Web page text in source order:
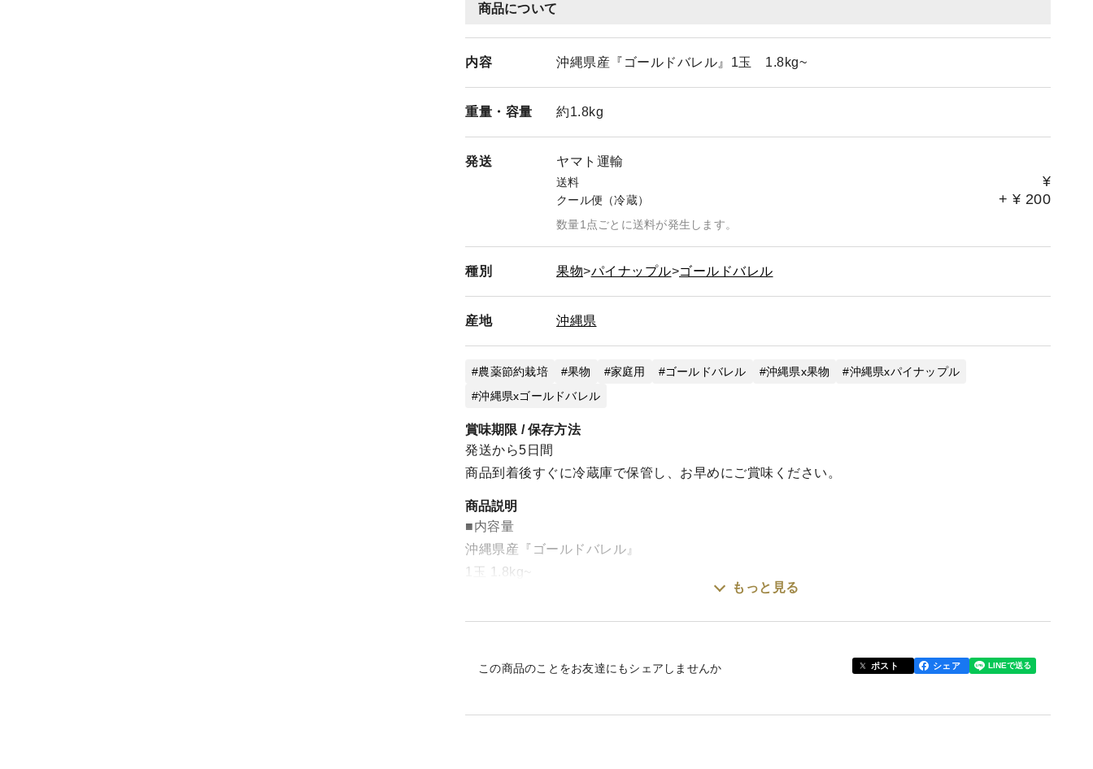
商品について
内容 沖縄県産『ゴールドバレル』1玉 1.8kg~
重量・ 容量 約1.8kg
発送 ヤマト運輸
送料 ¥
クール便（冷蔵） + ¥ 200
数量1点ごとに送料が発生します。
種別 果物 パイナップル ゴールドバレル
産地 沖縄県
農薬節約栽培 果物 家庭用 ゴールドバレル 沖縄県x果物
沖縄県xパイナップル
沖縄県xゴールドバレル
賞味期限 / 保存方法
発送から5日間
商品到着後すぐに冷蔵庫で保管し、お早めにご賞味ください。
商品説明
■内容量
沖縄県産『ゴールドバレル』
1玉 1.8kg~
もっと見る
この商品のことをお友達にもシェアしませんか ポスト シェア